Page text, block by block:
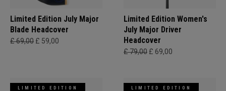
Limited Edition July Major
Blade Headcover
£ 69,00 £ 59,00
Limited Edition Women's
July Major Driver
Headcover
£ 79,00 £ 69,00
LIMITED EDITION LIMITED EDITION